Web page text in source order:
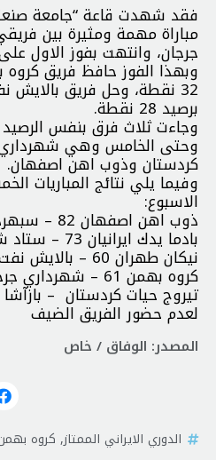
فقد شهدت قاعة “جامعة
مباراة مهمة ومثيرة بين
جرجان، وانتهت بفوز الاول على
وبهذا الفوز حافظ فريق
32 نقطة، وحل فريق بالايش
برصيد 28 نقطة.
وحتى الخامس وهي شهرداري
كردستان وذوب اهن اصفهان.
وفيما يلي نتائج المباريات
الاسبوع:
ذوب اهن اصفهان 82 – سبهرداد طهران 34
بادما يدك ايرانيان 73 – ستاد شركت ملى غاز 55
نيكان طهران 60 – بالايش نفت ابادان 75
كروه بهمن 61 – شهرداري جرجان 59
تيروج حيات كردستان – بازآشا
لعدم حضور الفريق الضيف
المصدر: الوفاق / خاص
الدوري الايراني الممتاز, كروه